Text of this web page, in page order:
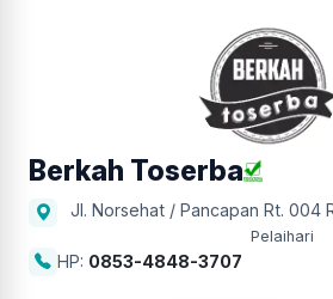
Berkah Toserba
Jl. Norsehat / Pancapan Rt. 004
Pelaihari
HP: 0853-4848-3707